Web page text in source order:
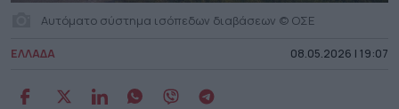
Aυτόματο σύστημα ισόπεδων διαβάσεων © ΟΣΕ
ΕΛΛΑΔΑ 08.05.2026 | 19:07